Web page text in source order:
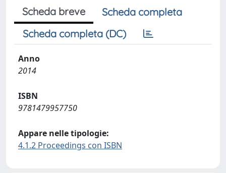
Scheda breve
Scheda completa
Scheda completa (DC)
Anno
2014
ISBN
9781479957750
Appare nelle tipologie:
4.1.2 Proceedings con ISBN